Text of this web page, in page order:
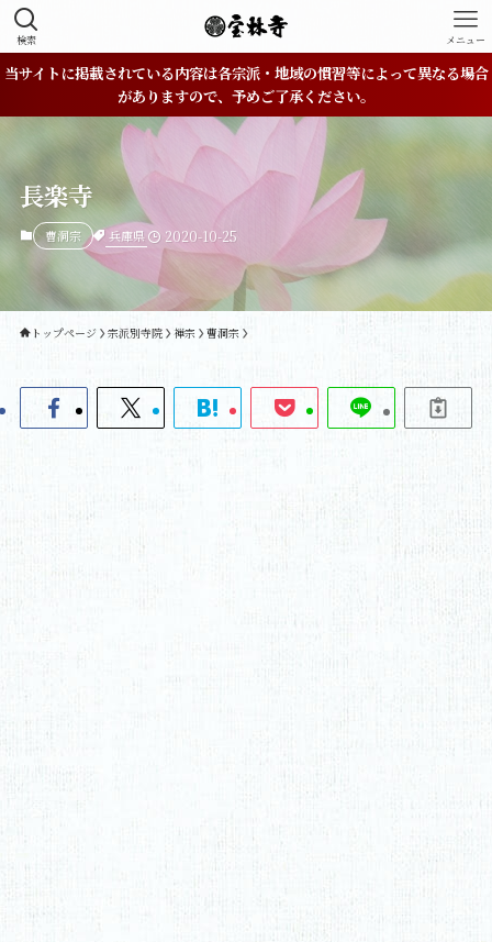
検索 メニュー
当サイトに掲載されている内容は各宗派・地域の慣習等によって異なる場合
がありますので、予めご了承ください。
長楽寺
曹洞宗 兵庫県 2020-10-25
トップページ 宗派別寺院 禅宗 曹洞宗